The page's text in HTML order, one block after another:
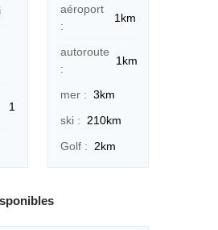
1
aéroport
:
1km
autoroute
:
1km
mer : 3km
ski :
210km
Golf :
2km